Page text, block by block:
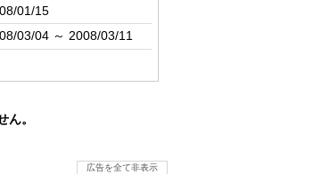
01/15
03/04 ～ 2008/03/11
。
広告を全て非表示